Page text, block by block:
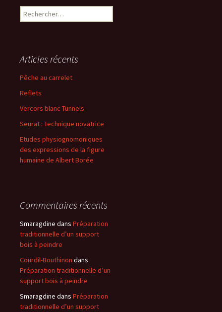
Rechercher :
Articles récents
Pêche au carrelet
Reflets
Vercors blanc Tunnels
Seurat : Technique novatrice
Etudes physiognomoniques
des expressions de la figure
humaine de Albert Borée
Commentaires récents
Smaragdine dans Préparation
traditionnelle d’un support
bois à peindre
Courdil-Bouthinon dans
Préparation traditionnelle d’un
support bois à peindre
Smaragdine dans Préparation
traditionnelle d’un support